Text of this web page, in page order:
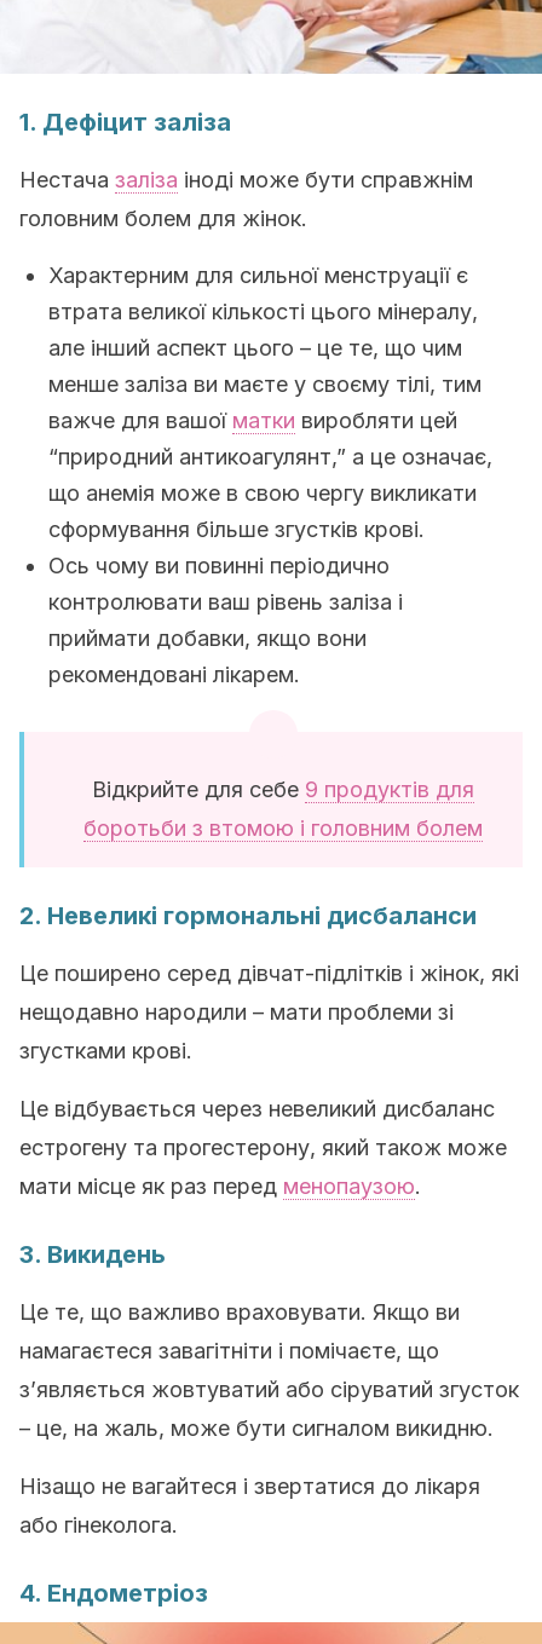
1. Дефіцит заліза
Нестача заліза іноді може бути справжнім
головним болем для жінок.
Характерним для сильної менструації є
втрата великої кількості цього мінералу,
але інший аспект цього – це те, що чим
менше заліза ви маєте у своєму тілі, тим
важче для вашої матки виробляти цей
“природний антикоагулянт,” а це означає,
що анемія може в свою чергу викликати
сформування більше згустків крові.
Ось чому ви повинні періодично
контролювати ваш рівень заліза і
приймати добавки, якщо вони
рекомендовані лікарем.
Відкрийте для себе 9 продуктів для
боротьби з втомою і головним болем
2. Невеликі гормональні дисбаланси
Це поширено серед дівчат-підлітків і жінок, які
нещодавно народили – мати проблеми зі
згустками крові.
Це відбувається через невеликий дисбаланс
естрогену та прогестерону, який також може
мати місце як раз перед менопаузою.
3. Викидень
Це те, що важливо враховувати. Якщо ви
намагаєтеся завагітніти і помічаєте, що
з’являється жовтуватий або сіруватий згусток
– це, на жаль, може бути сигналом викидню.
Нізащо не вагайтеся і звертатися до лікаря
або гінеколога.
4. Ендометріоз